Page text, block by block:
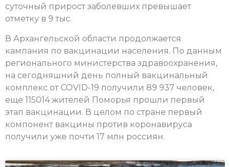
суточный прирост заболевших превышает
отметку в 9 тыс.
В Архангельской области продолжается
кампания по вакцинации населения. По данным
регионального министерства здравоохранения,
на сегодняшний день полный вакцинальный
комплекс от COVID-19 получили 89 937 человек,
еще 115014 жителей Поморья прошли первый
этап вакцинации. В целом по стране первый
компонент вакцины против коронавируса
получили уже почти 17 млн россиян.